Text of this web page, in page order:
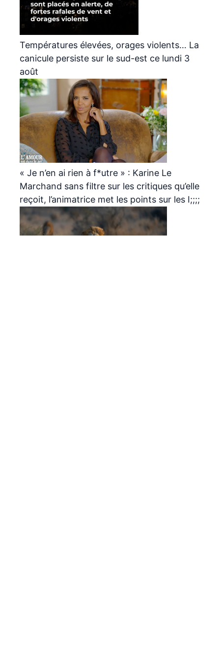
Températures élevées, orages violents… La
canicule persiste sur le sud-est ce lundi 3
août
« Je n’en ai rien à f*utre » : Karine Le
Marchand sans filtre sur les critiques qu’elle
reçoit, l’animatrice met les points sur les I;;;;